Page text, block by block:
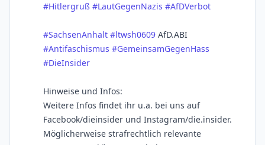
#Hitlergruß #LautGegenNazis #AfDVerbot
#SachsenAnhalt #ltwsh0609 AfD.ABI
#Antifaschismus #GemeinsamGegenHass
#DieInsider
Hinweise und Infos:
Weitere Infos findet ihr u.a. bei uns auf
Facebook/dieinsider und Instagram/die.insider.
Möglicherweise strafrechtlich relevante